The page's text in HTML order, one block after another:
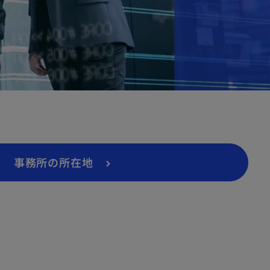
事務所の所在地